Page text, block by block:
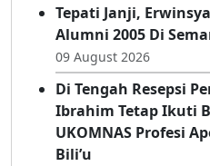
Tepati Janji,
Alumni 2005 Di
09 August 2026
Di Tengah Resepsi
Ibrahim Tetap Ikuti
UKOMNAS Profesi
Bili’u